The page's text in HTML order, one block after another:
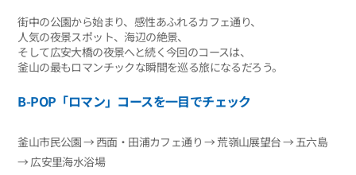
街中の公園から始まり、感性あふれるカフェ通り、
人気の夜景スポット、海辺の絶景、
そして広安大橋の夜景へと続く今回のコースは、
釜山の最もロマンチックな瞬間を巡る旅になるだろう。
B-POP「ロマン」コースを一目でチェック
釜山市民公園 → 西面・田浦カフェ通り → 荒嶺山展望台 → 五六島
→ 広安里海水浴場